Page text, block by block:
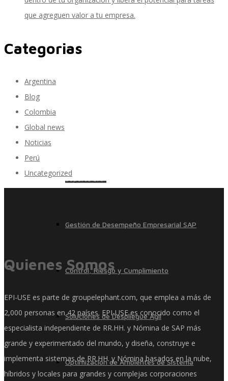
Soporte SAP
Gestión de Desempeño Empresarial SAP
Control, Riesgo y Cumplimiento
Soluciones de Despliegue Ágil
Optimización de Ambientes de Sistema
que agreguen valor a tu empresa.
Categorias
Argentina
Blog
Colombia
Global news
Noticias
Perú
Uncategorized
Quienes Somos
EPI-USE es parte de groupelephant.com, que emplea a más de
2,000 personas en 42 países. EPI-USE es conocido como el
especialista independiente de RR.HH. y Nómina de SAP más
grande y experimentado del mundo, y diseña, construye e
implementa sistemas de RR.HH. y Nómina basados ​​en la nube,
híbridos y locales para grandes y complejas corporaciones